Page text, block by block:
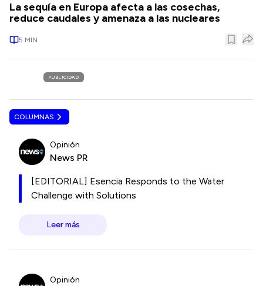
La sequía en Europa afecta a las cosechas,
reduce caudales y amenaza a las nucleares
5 MIN
PUBLICIDAD
COLUMNAS
Opinión
News PR
[EDITORIAL] Esencia Responds to the Water
Challenge with Solutions
Leer más
Opinión